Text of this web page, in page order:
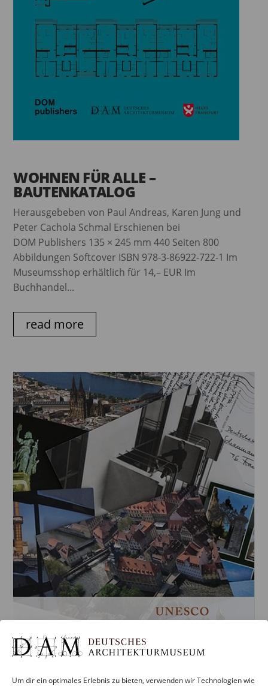
Um dir ein optimales Erlebnis zu bieten, verwenden wir Technologien wie
WOHNEN FÜR ALLE –
BAUTENKATALOG
Herausgebeben von Paul Andreas, Karen Jung und
Peter Cachola Schmal Erschienen bei
DOM Publishers 135 × 245 mm 440 Seiten 800
Abbildungen Softcover ISBN 978-3-86922-722-1 Im
Museumsshop erhältlich für 14,– EUR Im
Buchhandel...
read more